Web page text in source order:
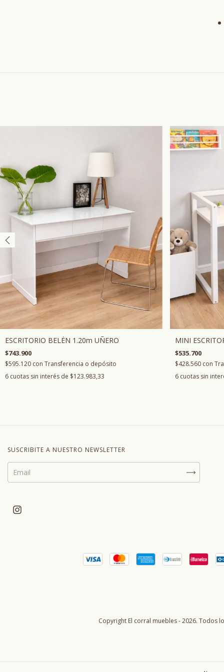
ESCRITORIO BELÉN 1.20m UÑERO
$743.900
$595.120 con Transferencia o depósito
6 cuotas sin interés de $123.983,33
MINI
$535.700
$428.560 con
6 cuotas sin
SUSCRIBITE A NUESTRO NEWSLETTER
Copyright El corral muebles - 2026. Todos